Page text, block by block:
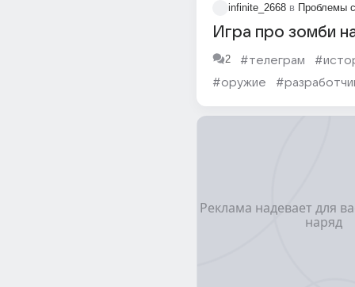
infinite_2668 в Проблемы
Игра про зомби
2 #телеграм
#оружие
#play market